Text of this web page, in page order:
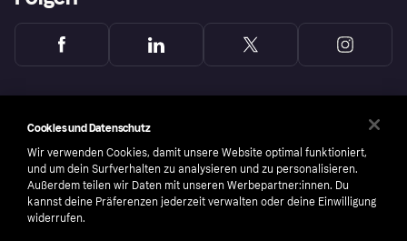
Cookies und Datenschutz
Wir verwenden Cookies, damit unsere Website optimal funktioniert,
und um dein Surfverhalten zu analysieren und zu personalisieren.
Außerdem teilen wir Daten mit unseren Werbepartner:innen. Du
kannst deine Präferenzen jederzeit verwalten oder deine Einwilligung
widerrufen.